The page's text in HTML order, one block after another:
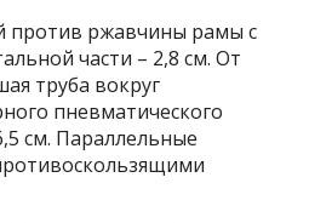
против ржавчины рамы с
части – 2,8 см. От
труба вокруг
пневматического
см. Параллельные